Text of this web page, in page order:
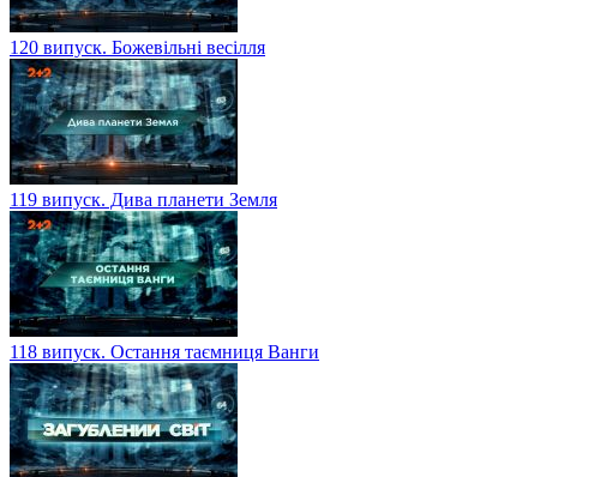
120 випуск. Божевільні весілля
119 випуск. Дива планети Земля
118 випуск. Остання таємниця Ванги